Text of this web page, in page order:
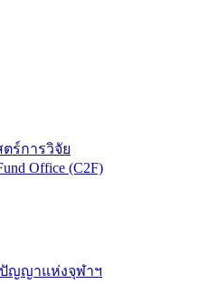
ร์การวิจัย
Office (C2F)
ญญาแห่งจุฬาฯ